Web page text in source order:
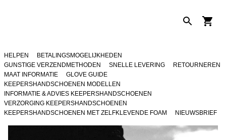
HELPEN
BETALINGSMOGELIJKHEDEN
GUNSTIGE VERZENDMETHODEN
SNELLE LEVERING
RETOURNEREN
MAAT INFORMATIE
GLOVE GUIDE
KEEPERSHANDSCHOENEN MODELLEN
INFORMATIE & ADVIES KEEPERSHANDSCHOENEN
VERZORGING KEEPERSHANDSCHOENEN
KEEPERSHANDSCHOENEN MET ZELFKLEVENDE FOAM
NIEUWSBRIEF